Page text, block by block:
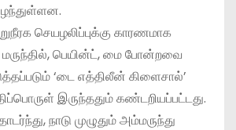
செயழலிப்புக்கு காரணமாக
மருந்தில், பெயின்ட், மை போன்றவை
‘டை எத்திலீன் கிளைசால்’
இருந்ததும் கண்டறியப்பட்டது.
நாடு முழுதும் அம்மருந்து